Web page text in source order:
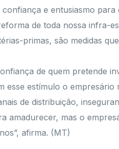
e entusiasmo
de toda nossa
primas, são medidas
de quem pretende
esse estímulo o
de distribuição,
amadurecer, mas o
afirma. (MT)